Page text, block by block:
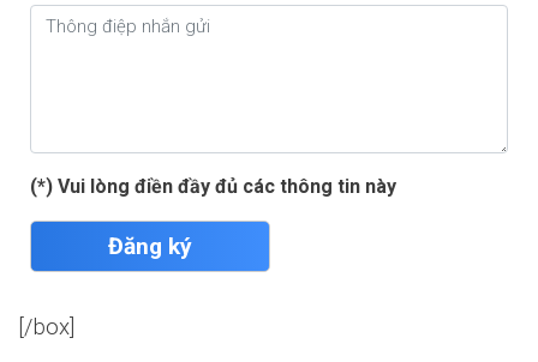
(*) Vui lòng điền đầy đủ các thông tin này
Đăng ký
[/box]